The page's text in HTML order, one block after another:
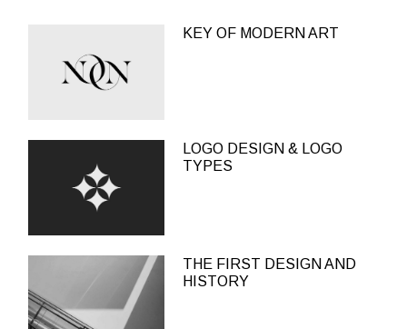
KEY OF MODERN ART
LOGO DESIGN & LOGO
TYPES
THE FIRST DESIGN AND
HISTORY